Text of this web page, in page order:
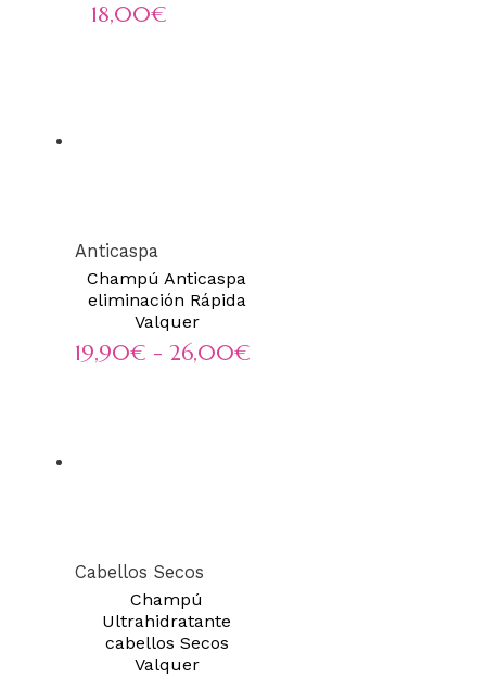
18,00€
Anticaspa
Champú Anticaspa
eliminación Rápida
Valquer
19,90€ - 26,00€
Cabellos Secos
Champú
Ultrahidratante
cabellos Secos
Valquer